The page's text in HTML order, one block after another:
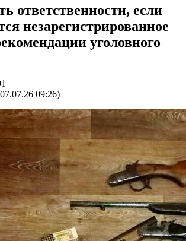
ответственности, если
незарегистрированное
уголовного
09:26)